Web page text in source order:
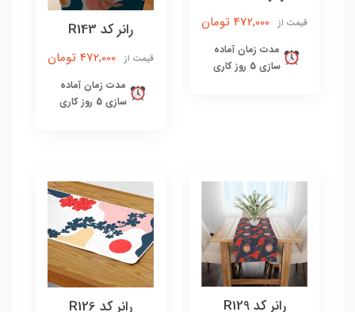
قیمت از 472,000 تومان
مدت زمان آماده
سازی 5 روز کاری
رانر کد R143
قیمت از 472,000 تومان
مدت زمان آماده
سازی 5 روز کاری
رانر کد R129 رانر کد R126